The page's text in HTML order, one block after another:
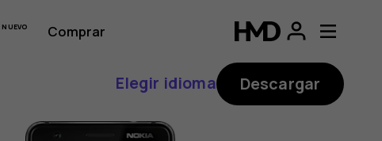
Comprar
Elegir idioma Descargar